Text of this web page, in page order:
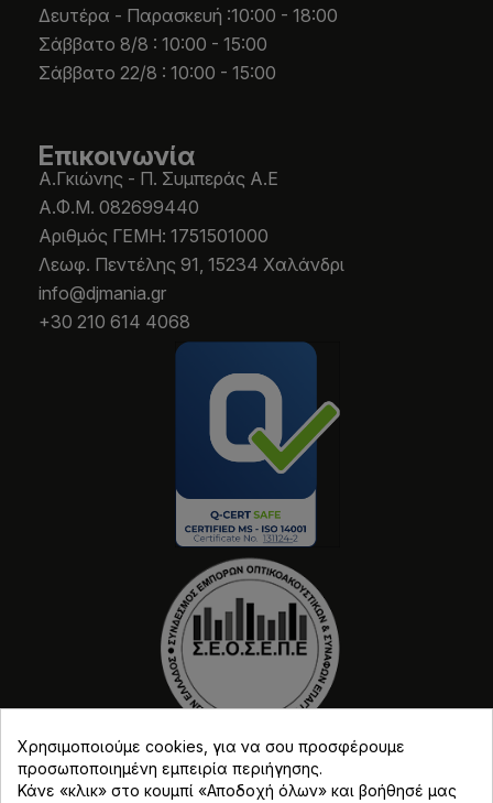
Δευτέρα - Παρασκευή :10:00 - 18:00
Σάββατο 8/8 : 10:00 - 15:00
Σάββατο 22/8 : 10:00 - 15:00
Επικοινωνία
Α.Γκιώνης - Π. Συμπεράς Α.Ε
Α.Φ.Μ. 082699440
Aριθμός ΓΕΜΗ: 1751501000
Λεωφ. Πεντέλης 91, 15234 Χαλάνδρι
info@djmania.gr
+30 210 614 4068
Χρησιμοποιούμε cookies, για να σου προσφέρουμε
προσωποποιημένη εμπειρία περιήγησης.
Κάνε «κλικ» στο κουμπί «Αποδοχή όλων» και βοήθησέ μας